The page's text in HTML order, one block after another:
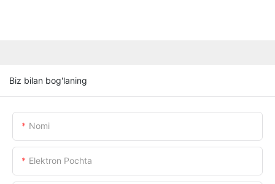
Biz bilan bog'laning
Nomi
Elektron Pochta